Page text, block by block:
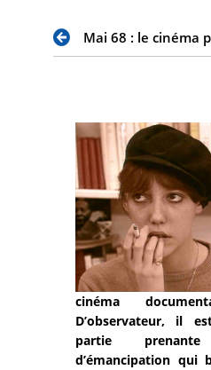
Mai 68 : le cinéma
cinéma
D’observateur, il
partie
d’émancipation qui